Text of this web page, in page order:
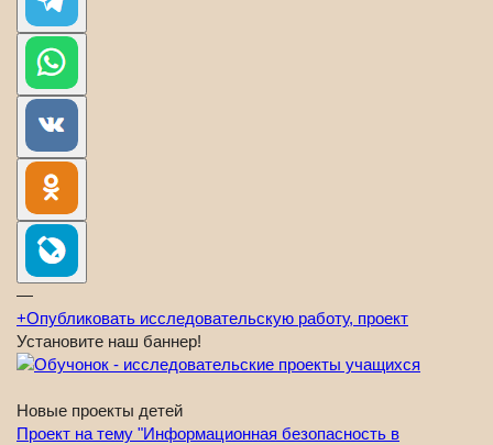
—
+Опубликовать исследовательскую работу, проект
Установите наш баннер!
Новые проекты детей
Проект на тему "Информационная безопасность в